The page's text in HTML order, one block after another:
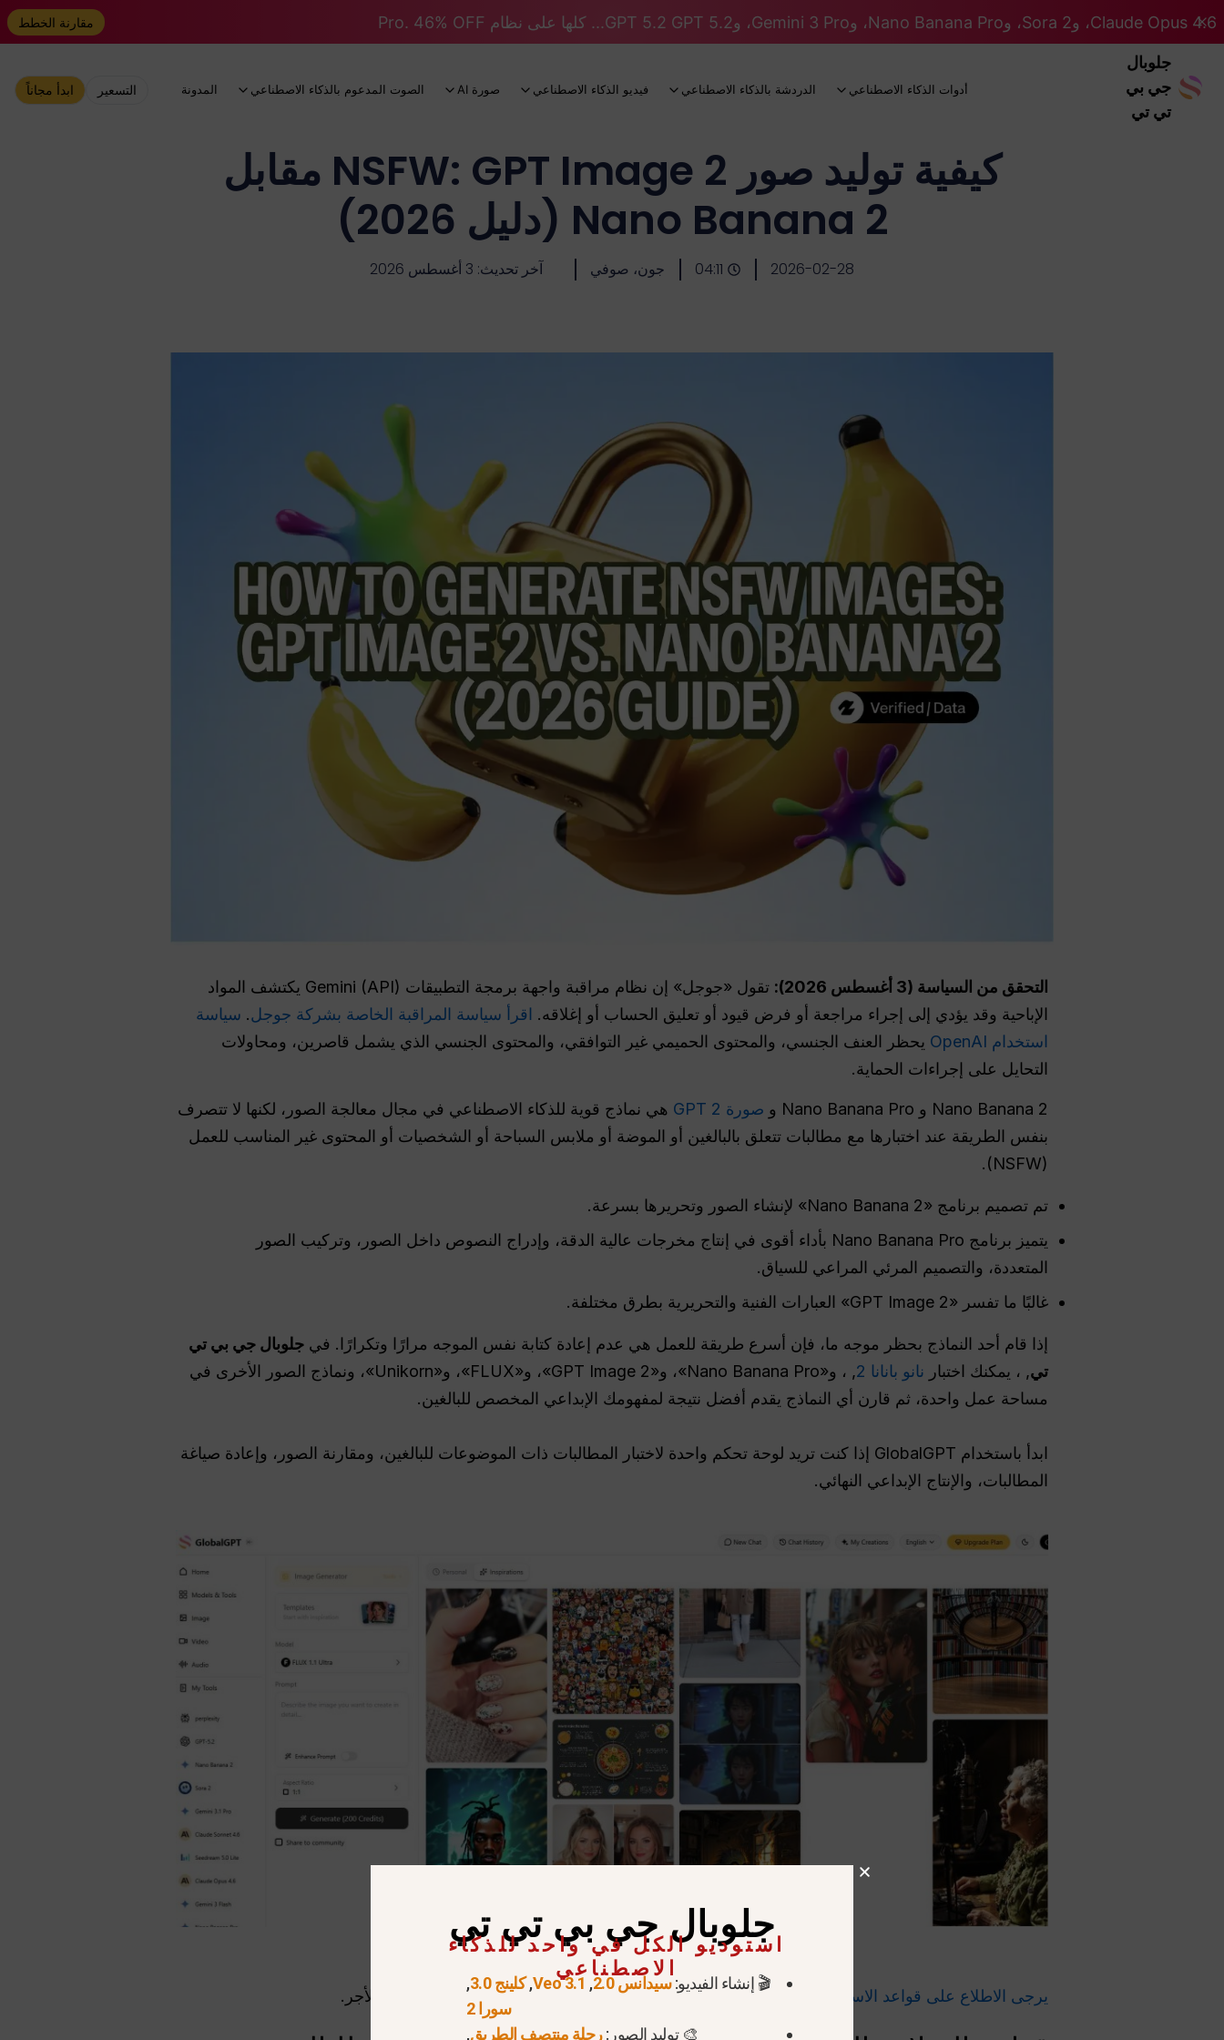
Claude Opus 4.6، وSora 2، وNano Banana Pro، وGemini 3 Pro، وGPT 5.2 GPT 5.2... كلها على نظام Pro. 46% OFF مقارنة الخطط
جلوبال
جي بي
تي تي
أدوات الذكاء الاصطناعي الدردشة بالذكاء الاصطناعي فيديو الذكاء الاصطناعي صورة AI الصوت المدعوم بالذكاء الاصطناعي المدونة التسعير ابدأ مجاناً
كيفية توليد صور NSFW: GPT Image 2 مقابل
Nano Banana 2 (دليل 2026)
2026-02-28
04:11 جون، صوفي آخر تحديث: 3 أغسطس 2026
التحقق من السياسة (3 أغسطس 2026):
تقول «جوجل» إن نظام مراقبة واجهة برمجة التطبيقات (API) Gemini يكتشف المواد
الإباحية وقد يؤدي إلى إجراء مراجعة أو فرض قيود أو تعليق الحساب أو إغلاقه. اقرأ سياسة المراقبة الخاصة بشركة جوجل. سياسة
استخدام OpenAI
يحظر العنف الجنسي، والمحتوى الحميمي غير التوافقي، والمحتوى الجنسي الذي يشمل قاصرين، ومحاولات
التحايل على إجراءات الحماية.
Nano Banana 2 و Nano Banana Pro و صورة GPT 2
هي نماذج قوية للذكاء الاصطناعي في مجال معالجة الصور، لكنها لا تتصرف
بنفس الطريقة عند اختبارها مع مطالبات تتعلق بالبالغين أو الموضة أو ملابس السباحة أو الشخصيات أو المحتوى غير المناسب للعمل
(NSFW).
تم تصميم برنامج «Nano Banana 2» لإنشاء الصور وتحريرها بسرعة.
يتميز برنامج Nano Banana Pro بأداء أقوى في إنتاج مخرجات عالية الدقة، وإدراج النصوص داخل الصور، وتركيب الصور
المتعددة، والتصميم المرئي المراعي للسياق.
غالبًا ما تفسر «GPT Image 2» العبارات الفنية والتحريرية بطرق مختلفة.
إذا قام أحد النماذج بحظر موجه ما، فإن أسرع طريقة للعمل هي عدم إعادة كتابة نفس الموجه مرارًا وتكرارًا. في جلوبال جي بي تي
تي, ، يمكنك اختبار نانو بانانا 2
, ، و«Nano Banana Pro»، و«GPT Image 2»، و«FLUX»، و«Unikorn»، ونماذج الصور الأخرى في
مساحة عمل واحدة، ثم قارن أي النماذج يقدم أفضل نتيجة لمفهومك الإبداعي المخصص للبالغين.
ابدأ باستخدام GlobalGPT إذا كنت تريد لوحة تحكم واحدة لاختبار المطالبات ذات الموضوعات للبالغين، ومقارنة الصور، وإعادة صياغة
المطالبات، والإنتاج الإبداعي النهائي.
جرّب Flux 1.1 الآن >
يرجى الاطلاع على قواعد الاستخدام التجاري لصور ChatGPT قبل استخدام النتائج في العمل المدفوع الأجر.
جلوبال جي بي تي تي
استوديو الكل في واحد للذكاء
الاصطناعي
🎬 إنشاء الفيديو:سيدانس 2.0 ,
Veo 3.1
,كلينج 3.0
,
سورا 2
🎨 توليد الصور:رحلة منتصف الطريق,